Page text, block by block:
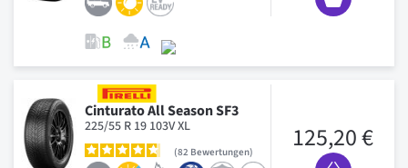
Cinturato All Season SF3
225/55 R 19 103V XL
82 Bewertungen 125,20 €